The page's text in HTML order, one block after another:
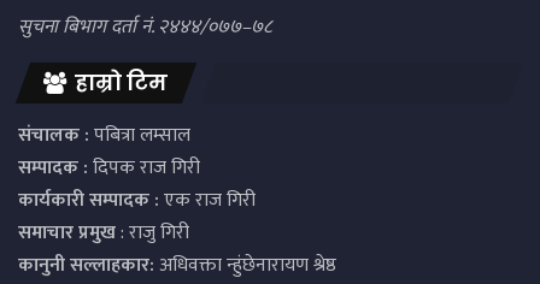
सुचना बिभाग दर्ता नं. २४४४/०७७–७८
हाम्रो टिम
संचालक :पबित्रा लम्साल
सम्पादक :दिपक राज गिरी
कार्यकारी सम्पादक :एक राज गिरी
समाचार प्रमुख: राजु गिरी
कानुनी सल्लाहकार:अधिवक्ता न्हुंछेनारायण श्रेष्ठ